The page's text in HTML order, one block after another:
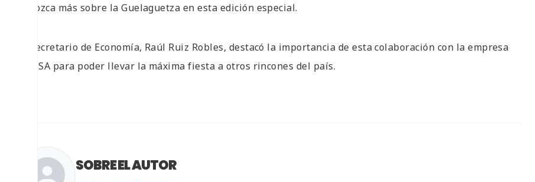
conozca más sobre la Guelaguetza en esta edición especial.
El secretario de Economía, Raúl Ruiz Robles, destacó la importancia de esta colaboración con la empresa
FEMSA para poder llevar la máxima fiesta a otros rincones del país.
SOBRE EL AUTOR